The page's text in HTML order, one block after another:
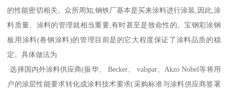
的性能密切相关。众所周知,钢铁厂基本是买来涂料进行涂装,因此,涂
料质量、涂料的管理就相当重要,有时甚至是致命性的。宝钢彩涂钢
板用涂料(卷钢涂料)的管理目前是的它大程度保证了涂料品质的稳
定。具体做法为
·选择国内外涂料供应商(振华、 Becker、 valspar、Akzo Nobel等将用
户的涂层性能要求转化成涂料技术要求(采购标准与涂料供应商签署